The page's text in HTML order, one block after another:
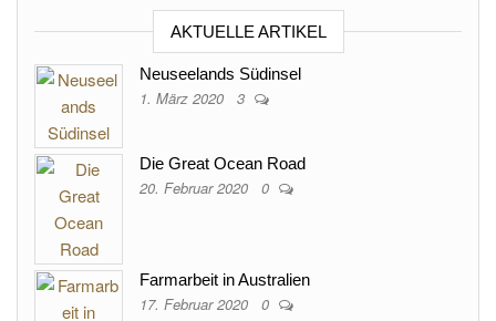
AKTUELLE ARTIKEL
Neuseelands Südinsel
1. März 2020 3
Die Great Ocean Road
20. Februar 2020 0
Farmarbeit in Australien
17. Februar 2020 0